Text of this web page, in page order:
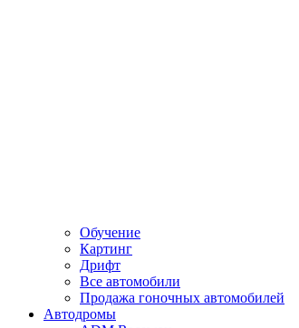
Обучение
Картинг
Дрифт
Все автомобили
Продажа гоночных автомобилей
Автодромы